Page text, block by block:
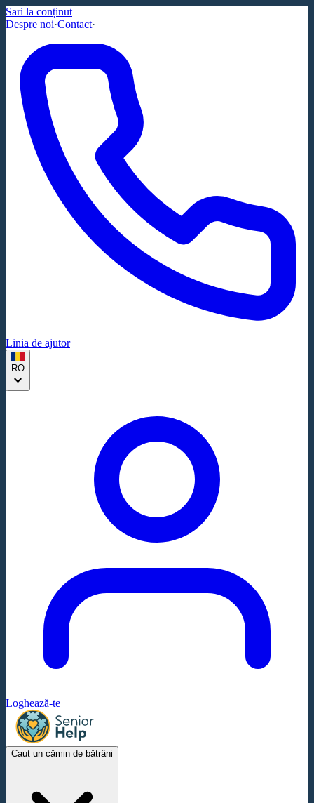
Sari la conținut
Despre noi·Contact·
Linia de ajutor
RO
Loghează-te
Caut un cămin de bătrâni